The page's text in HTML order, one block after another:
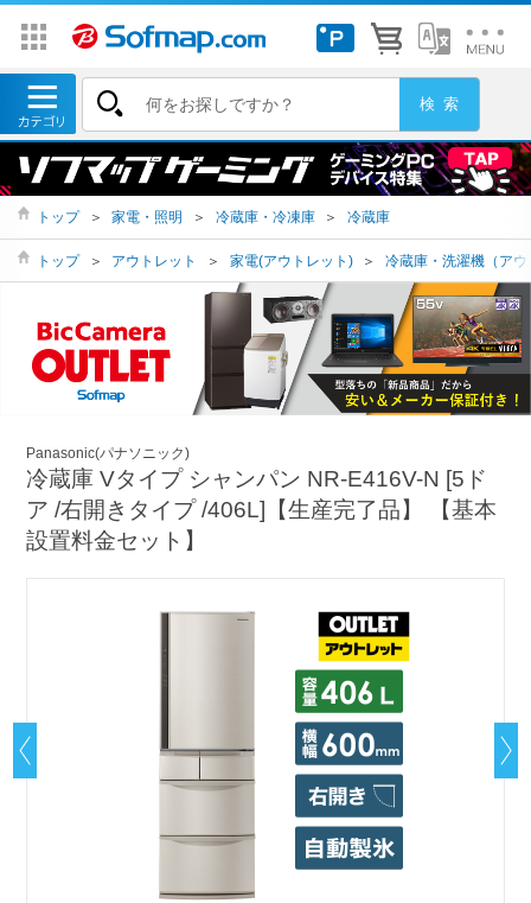
トップ ＞ 家電・照明 ＞ 冷蔵庫・冷凍庫 ＞ 冷蔵庫
トップ ＞ アウトレット ＞ 家電(アウトレット) ＞ 冷蔵庫・洗濯機（アウ
Panasonic(パナソニック)
冷蔵庫 Vタイプ シャンパン NR-E416V-N [5ド
ア /右開きタイプ /406L]【生産完了品】 【基本
設置料金セット】